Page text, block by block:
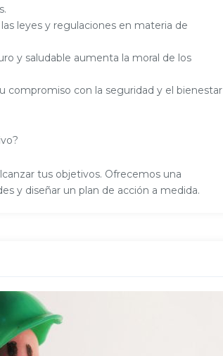
leyes y regulaciones en materia de
y saludable aumenta la moral de los
con la seguridad y el bienestar
tus objetivos. Ofrecemos una
y diseñar un plan de acción a medida.